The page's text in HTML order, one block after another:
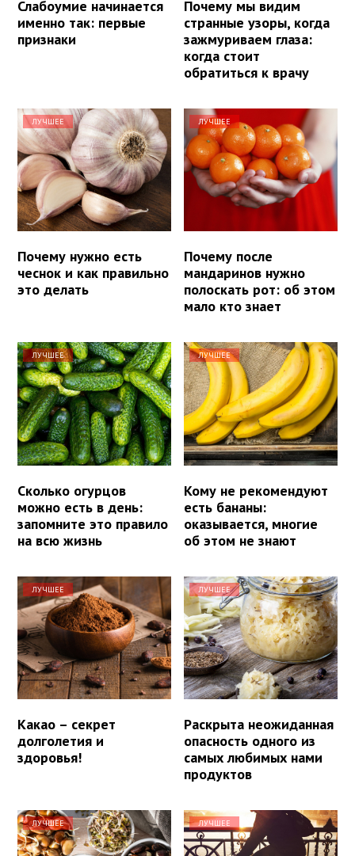
Слабоумие начинается
именно так: первые
признаки
Почему мы видим
странные узоры, когда
зажмуриваем глаза:
когда стоит
обратиться к врачу
ЛУЧШЕЕ
Почему нужно есть
чеснок и как правильно
это делать
ЛУЧШЕЕ
Почему после
мандаринов нужно
полоскать рот: об этом
мало кто знает
ЛУЧШЕЕ
Сколько огурцов
можно есть в день:
запомните это правило
на всю жизнь
ЛУЧШЕЕ
Кому не рекомендуют
есть бананы:
оказывается, многие
об этом не знают
ЛУЧШЕЕ
Какао – секрет
долголетия и
здоровья!
ЛУЧШЕЕ
Раскрыта неожиданная
опасность одного из
самых любимых нами
продуктов
ЛУЧШЕЕ ЛУЧШЕЕ